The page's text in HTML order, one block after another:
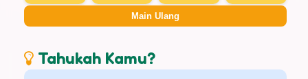
Main Ulang
Tahukah Kamu?